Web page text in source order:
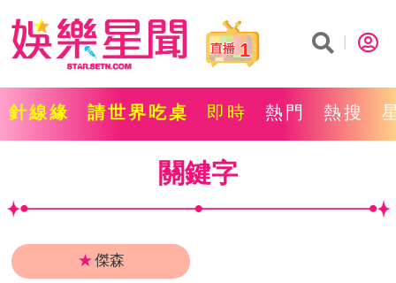
1
針線緣 請世界吃桌 即時 熱門 熱搜
關鍵字
★傑森